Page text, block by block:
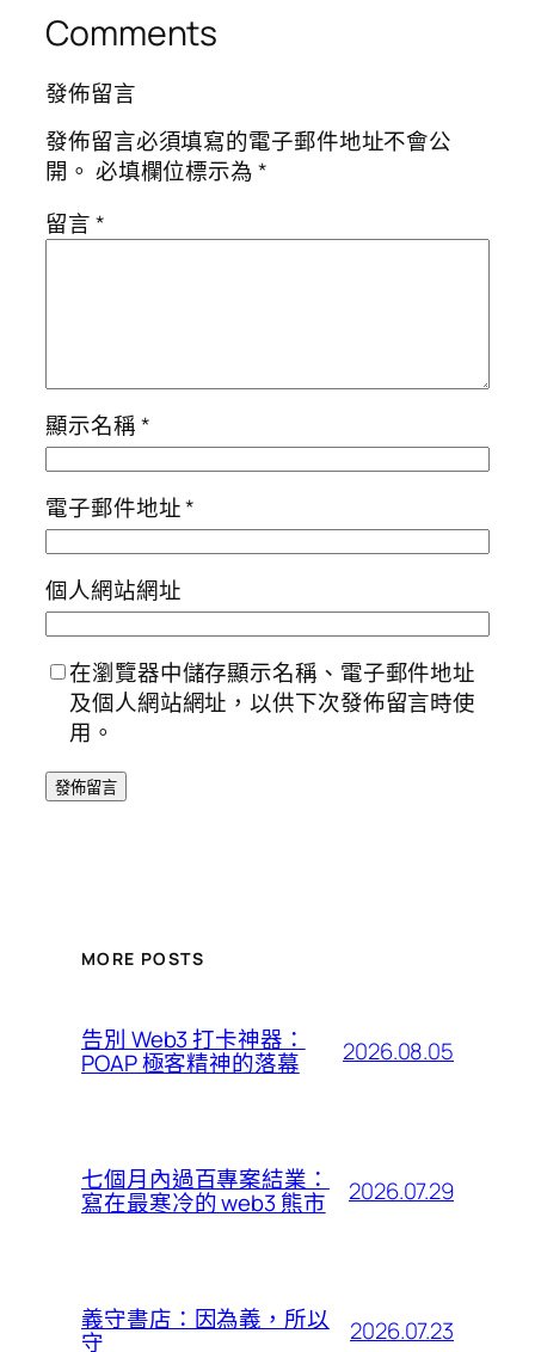
Comments
發佈留言
發佈留言必須填寫的電子郵件地址不會公
開。 必填欄位標示為*
留言*
顯示名稱*
電子郵件地址*
個人網站網址
在瀏覽器中儲存顯示名稱、電子郵件地址
及個人網站網址，以供下次發佈留言時使
用。
MORE POSTS
告別 Web3 打卡神器：
POAP 極客精神的落幕 2026.08.05
七個月內過百專案結業：
寫在最寒冷的 web3 熊市 2026.07.29
義守書店：因為義，所以
守 2026.07.23